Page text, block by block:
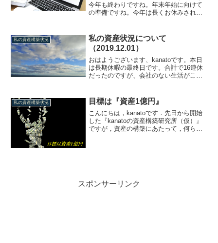
今年も終わりですね。年末年始に向けて
の準備ですね。今年は長くお休みされる
さそうですが・・・。ということで、今
回も毎週の資産状...
私の資産構築状況
私の資産状況について
（2019.12.01）
おはようございます、kanatoです。本日
は長期休暇の最終日です。合計で16連休
だったのですが、会社のない生活がこん
ますし、自由というのはこんな感じなん
だなと思い知らさ...
私の資産構築状況 目標は『資産1億円』
こんにちは，kanatoです．先日から開始
した『kanatoの資産構築研究所（仮）』
ですが，資産の構築にあたって，何らか
スポンサーリンク